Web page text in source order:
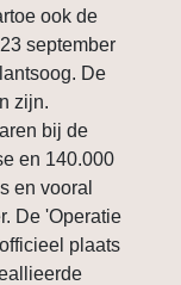
ook de
september
De
zijn.
bij de
en 140.000
en vooral
De 'Operatie
plaats